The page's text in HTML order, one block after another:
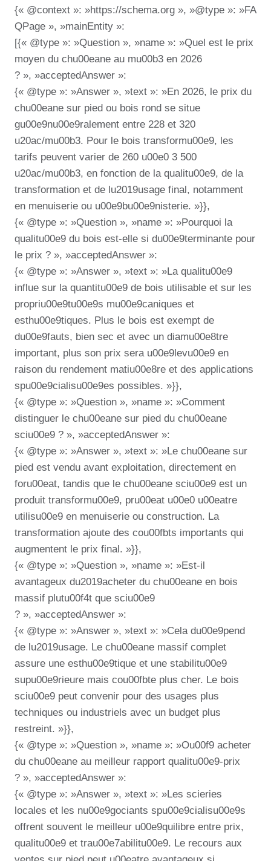
{« @context »: »https://schema.org », »@type »: »FA
QPage », »mainEntity »:
[{« @type »: »Question », »name »: »Quel est le prix
moyen du chu00eane au mu00b3 en 2026
? », »acceptedAnswer »:
{« @type »: »Answer », »text »: »En 2026, le prix du
chu00eane sur pied ou bois rond se situe
gu00e9nu00e9ralement entre 228 et 320
u20ac/mu00b3. Pour le bois transformu00e9, les
tarifs peuvent varier de 260 u00e0 3 500
u20ac/mu00b3, en fonction de la qualitu00e9, de la
transformation et de lu2019usage final, notamment
en menuiserie ou u00e9bu00e9nisterie. »}},
{« @type »: »Question », »name »: »Pourquoi la
qualitu00e9 du bois est-elle si du00e9terminante pour
le prix ? », »acceptedAnswer »:
{« @type »: »Answer », »text »: »La qualitu00e9
influe sur la quantitu00e9 de bois utilisable et sur les
propriu00e9tu00e9s mu00e9caniques et
esthu00e9tiques. Plus le bois est exempt de
du00e9fauts, bien sec et avec un diamu00e8tre
important, plus son prix sera u00e9levu00e9 en
raison du rendement matiu00e8re et des applications
spu00e9cialisu00e9es possibles. »}},
{« @type »: »Question », »name »: »Comment
distinguer le chu00eane sur pied du chu00eane
sciu00e9 ? », »acceptedAnswer »:
{« @type »: »Answer », »text »: »Le chu00eane sur
pied est vendu avant exploitation, directement en
foru00eat, tandis que le chu00eane sciu00e9 est un
produit transformu00e9, pru00eat u00e0 u00eatre
utilisu00e9 en menuiserie ou construction. La
transformation ajoute des cou00fbts importants qui
augmentent le prix final. »}},
{« @type »: »Question », »name »: »Est-il
avantageux du2019acheter du chu00eane en bois
massif plutu00f4t que sciu00e9
? », »acceptedAnswer »:
{« @type »: »Answer », »text »: »Cela du00e9pend
de lu2019usage. Le chu00eane massif complet
assure une esthu00e9tique et une stabilitu00e9
supu00e9rieure mais cou00fbte plus cher. Le bois
sciu00e9 peut convenir pour des usages plus
techniques ou industriels avec un budget plus
restreint. »}},
{« @type »: »Question », »name »: »Ou00f9 acheter
du chu00eane au meilleur rapport qualitu00e9-prix
? », »acceptedAnswer »:
{« @type »: »Answer », »text »: »Les scieries
locales et les nu00e9gociants spu00e9cialisu00e9s
offrent souvent le meilleur u00e9quilibre entre prix,
qualitu00e9 et trau00e7abilitu00e9. Le recours aux